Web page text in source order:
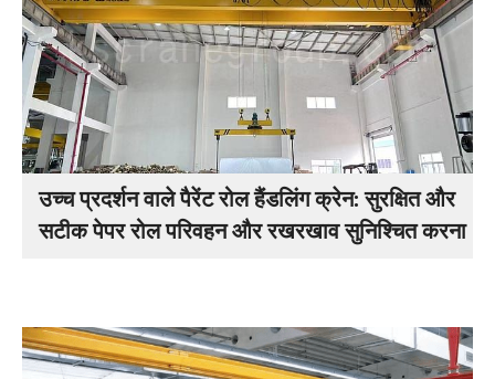
उच्च प्रदर्शन वाले पैरेंट रोल हैंडलिंग क्रेन: सुरक्षित और
सटीक पेपर रोल परिवहन और रखरखाव सुनिश्चित करना